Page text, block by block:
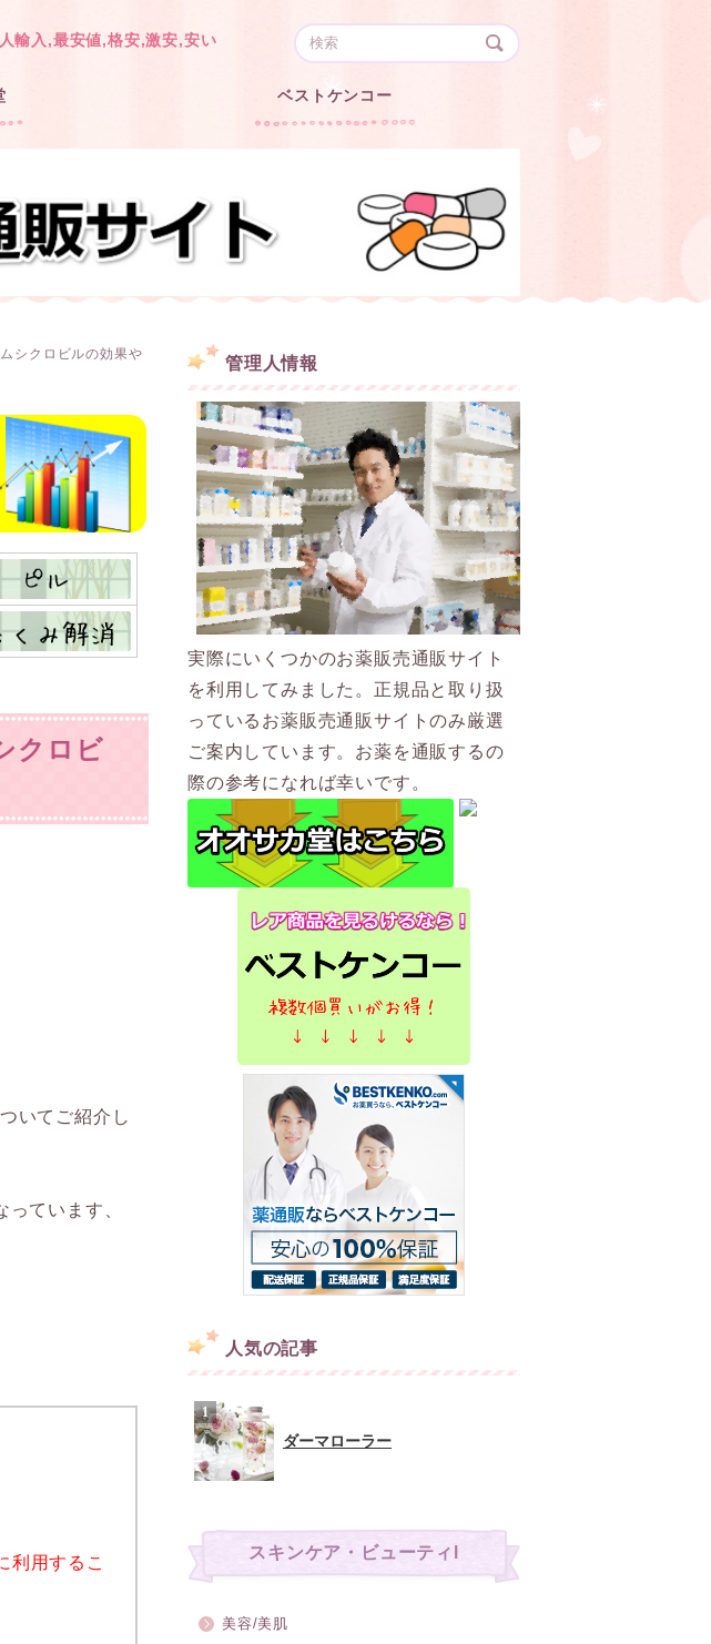
輸入,最安値,格安,激安,安い
ベストケンコー
シクロビルの効果や
クロビ
いてご紹介し
ています、
利用するこ
管理人情報
実際にいくつかのお薬販売通販サイト
を利用してみました。正規品と取り扱
っているお薬販売通販サイトのみ厳選
ご案内しています。お薬を通販するの
際の参考になれば幸いです。
人気の記事
ダーマローラー
スキンケア・ビューティl
美容/美肌